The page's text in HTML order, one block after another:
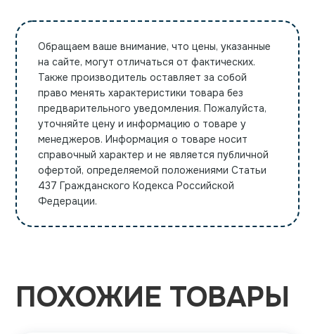
Обращаем ваше внимание, что цены, указанные
на сайте, могут отличаться от фактических.
Также производитель оставляет за собой
право менять характеристики товара без
предварительного уведомления. Пожалуйста,
уточняйте цену и информацию о товаре у
менеджеров. Информация о товаре носит
справочный характер и не является публичной
офертой, определяемой положениями Статьи
437 Гражданского Кодекса Российской
Федерации.
ПОХОЖИЕ ТОВАРЫ